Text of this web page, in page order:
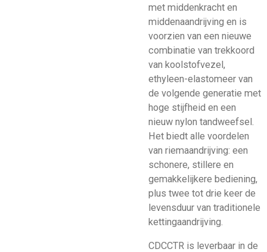
met middenkracht en
middenaandrijving en is
voorzien van een nieuwe
combinatie van trekkoord
van koolstofvezel,
ethyleen-elastomeer van
de volgende generatie met
hoge stijfheid en een
nieuw nylon tandweefsel.
Het biedt alle voordelen
van riemaandrijving: een
schonere, stillere en
gemakkelijkere bediening,
plus twee tot drie keer de
levensduur van traditionele
kettingaandrijving.
CDCCTR is leverbaar in de